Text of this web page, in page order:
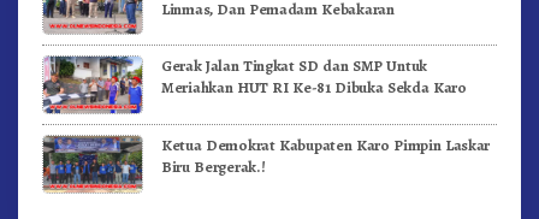
Linmas, Dan Pemadam Kebakaran
Gerak Jalan Tingkat SD dan SMP Untuk
Meriahkan HUT RI Ke-81 Dibuka Sekda Karo
Ketua Demokrat Kabupaten Karo Pimpin Laskar
Biru Bergerak.!